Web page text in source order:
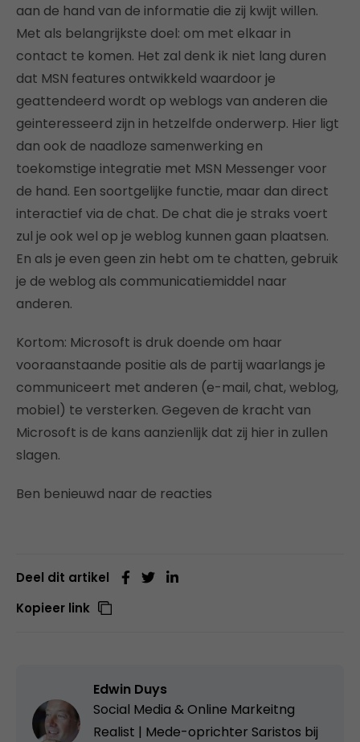
aan de hand van de informatie die zij kwijt willen.
Met als belangrijkste doel: om met elkaar in
contact te komen. Het zal denk ik niet lang duren
dat MSN features ontwikkeld waardoor je
geattendeerd wordt op weblogs van anderen die
geinteresseerd zijn in hetzelfde onderwerp. Hier ligt
dan ook de naadloze samenwerking en
toekomstige integratie met MSN Messenger voor
de hand. Een soortgelijke functie, maar dan direct
interactief via de chat. De chat die je straks voert
zul je ook wel op je weblog kunnen gaan plaatsen.
En als je even geen zin hebt om te chatten, gebruik
je de weblog als communicatiemiddel naar
anderen.
Kortom: Microsoft is druk doende om haar
vooraanstaande positie als de partij waarlangs je
communiceert met anderen (e-mail, chat, weblog,
mobiel) te versterken. Gegeven de kracht van
Microsoft is de kans aanzienlijk dat zij hier in zullen
slagen.
Ben benieuwd naar de reacties
Deel dit artikel
Kopieer link
Edwin Duys
Social Media & Online Markeitng
Realist | Mede-oprichter Saristos bij